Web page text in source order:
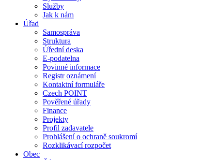
Služby
Jak k nám
Úřad
Samospráva
Struktura
Úřední deska
E-podatelna
Povinné informace
Registr oznámení
Kontaktní formuláře
Czech POINT
Pověřené úřady
Finance
Projekty
Profil zadavatele
Prohlášení o ochraně soukromí
Rozklikávací rozpočet
Obec